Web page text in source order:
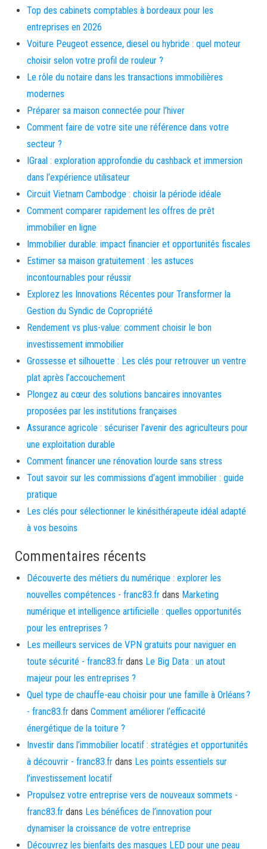
Top des cabinets comptables à bordeaux pour les
entreprises en 2026
Voiture Peugeot essence, diesel ou hybride : quel moteur
choisir selon votre profil de rouleur ?
Le rôle du notaire dans les transactions immobilières
modernes
Préparer sa maison connectée pour l’hiver
Comment faire de votre site une référence dans votre
secteur ?
IGraal : exploration approfondie du cashback et immersion
dans l’expérience utilisateur
Circuit Vietnam Cambodge : choisir la période idéale
Comment comparer rapidement les offres de prêt
immobilier en ligne
Immobilier durable: impact financier et opportunités fiscales
Estimer sa maison gratuitement : les astuces
incontournables pour réussir
Explorez les Innovations Récentes pour Transformer la
Gestion du Syndic de Copropriété
Rendement vs plus-value: comment choisir le bon
investissement immobilier
Grossesse et silhouette : Les clés pour retrouver un ventre
plat après l’accouchement
Plongez au cœur des solutions bancaires innovantes
proposées par les institutions françaises
Assurance agricole : sécuriser l’avenir des agriculteurs pour
une exploitation durable
Comment financer une rénovation lourde sans stress
Tout savoir sur les commissions d’agent immobilier : guide
pratique
Les clés pour sélectionner le kinésithérapeute idéal adapté
à vos besoins
Commentaires récents
Découverte des métiers du numérique : explorer les
nouvelles compétences - franc83.fr dans Marketing
numérique et intelligence artificielle : quelles opportunités
pour les entreprises ?
Les meilleurs services de VPN gratuits pour naviguer en
toute sécurité - franc83.fr dans Le Big Data : un atout
majeur pour les entreprises ?
Quel type de chauffe-eau choisir pour une famille à Orléans ?
- franc83.fr dans Comment améliorer l’efficacité
énergétique de la toiture ?
Investir dans l’immobilier locatif : stratégies et opportunités
à découvrir - franc83.fr dans Les points essentiels sur
l’investissement locatif
Propulsez votre entreprise vers de nouveaux sommets -
franc83.fr dans Les bénéfices de l’innovation pour
dynamiser la croissance de votre entreprise
Découvrez les bienfaits des masques LED pour une peau